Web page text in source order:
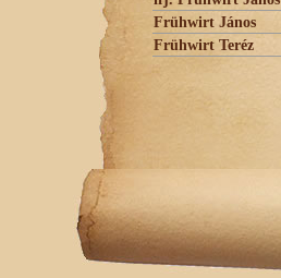
Frühwirt János
Frühwirt Teréz